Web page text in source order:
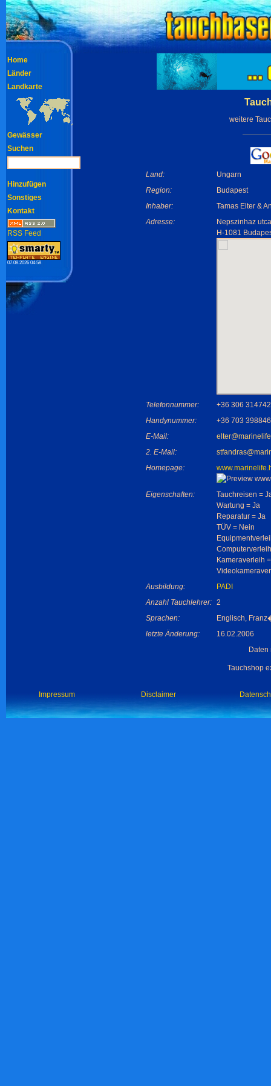
weitere
Land:
Ungarn
Region:
Budapest
Inhaber:
Tamas Elter &
Adresse:
Nepszinhaz
H-1081
Telefonnummer:
+36 306 314742
Handynummer:
+36 703 398846
E-Mail:
2. E-Mail:
Homepage:
Eigenschaften:
Tauchreisen =
Wartung = Ja
Reparatur = Ja
TÜV = Nein
Kameraverleih
Ausbildung:
PADI
Anzahl Tauchlehrer: 2
Sprachen:
Englisch,
letzte Änderung:
16.02.2006
Tauchshop
Home
Länder
Landkarte
Gewässer
Suchen
Hinzufügen
Sonstiges
Kontakt
RSS Feed
07.08.2026 04:58
Impressum Disclaimer